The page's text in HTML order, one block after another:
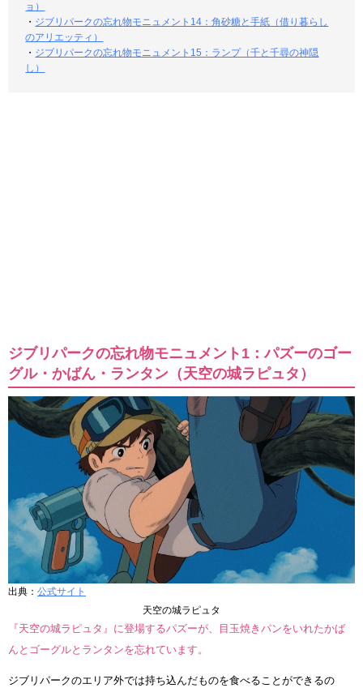
ョ）
・ ジブリパークの忘れ物モニュメント14：角砂糖と手紙（借り暮らし
のアリエッティ）
・ ジブリパークの忘れ物モニュメント15：ランプ（千と千尋の神隠
し）
ジブリパークの忘れ物モニュメント1：パズーのゴー
グル・かばん・ランタン（天空の城ラピュタ）
出典： 公式サイト
天空の城ラピュタ
『天空の城ラピュタ』に登場するパズーが、目玉焼きパンをいれたかば
んとゴーグルとランタンを忘れています。
ジブリパークのエリア外では持ち込んだものを食べることができるの